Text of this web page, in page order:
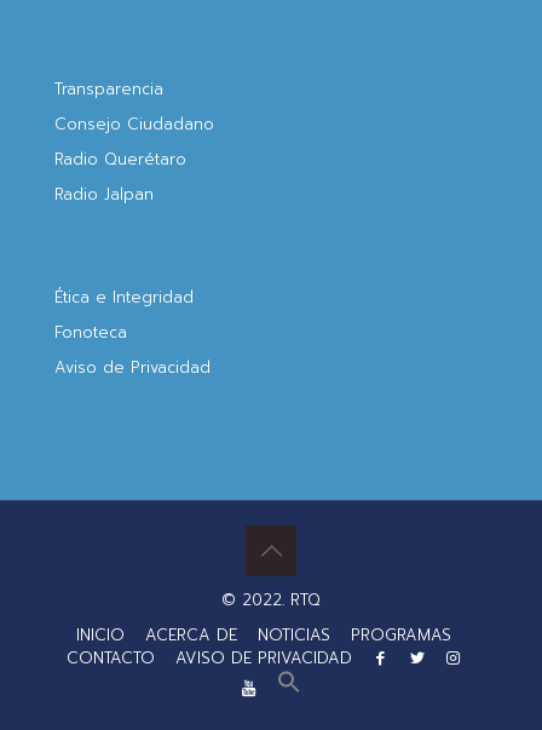
Transparencia
Consejo Ciudadano
Radio Querétaro
Radio Jalpan
Ética e Integridad
Fonoteca
Aviso de Privacidad
© 2022. RTQ
INICIO
ACERCA DE NOTICIAS
PROGRAMAS
CONTACTO
AVISO DE PRIVACIDAD